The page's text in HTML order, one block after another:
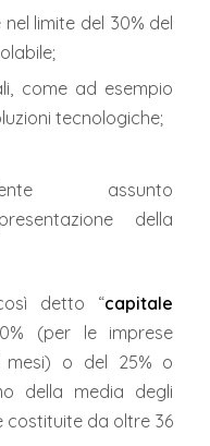
limite del 30% del
come ad esempio
tecnologiche;
assunto
della
detto “capitale
(per le imprese
o del 25% o
della media degli
costituite da oltre 36